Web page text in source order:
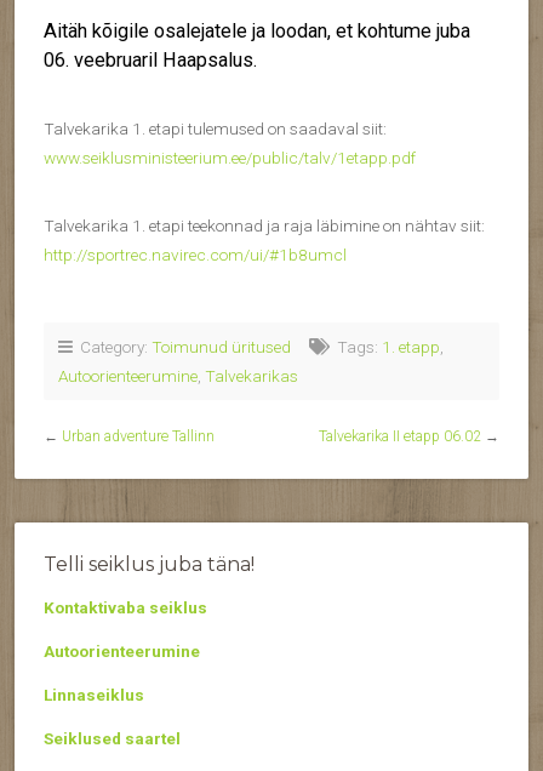
Aitäh kõigile osalejatele ja loodan, et kohtume juba
06. veebruaril Haapsalus.
Talvekarika 1. etapi tulemused on saadaval siit:
www.seiklusministeerium.ee/public/talv/1etapp.pdf
Talvekarika 1. etapi teekonnad ja raja läbimine on nähtav siit:
http://sportrec.navirec.com/ui/#1b8umcl
Category: Toimunud üritused Tags: 1. etapp
Autoorienteerumine Talvekarikas
← Urban adventure Tallinn Talvekarika II etapp 06.02 →
Telli seiklus juba täna!
Kontaktivaba seiklus
Autoorienteerumine
Linnaseiklus
Seiklused saartel